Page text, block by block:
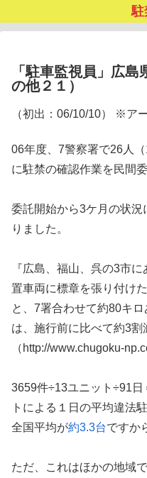
駐
「駐車監視員」広
の他２１）
（初出：06/10/10） ※ア
06年度、7警察署で26人
に駐禁の確認作業を民間
委託開始から3ケ月の状
りました。
『広島、福山、呉の3市
置車両に標章を張り付け
と、7署合わせて約80キ
は、施行前に比べて約3割
（http://www.chugoku-
3659件÷13ユニット÷91
トによる１日の平均違法
全国平均が約3.3台ですか
ただ、これはほかの地域